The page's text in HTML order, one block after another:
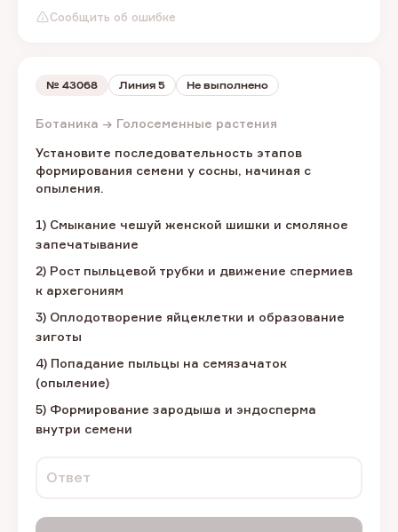
Сообщить об ошибке
№ 43068 Линия 5 Не выполнено
Ботаника → Голосеменные растения
Установите последовательность этапов
формирования семени у сосны, начиная с
опыления.
1) Смыкание чешуй женской шишки и смоляное
запечатывание
2) Рост пыльцевой трубки и движение спермиев
к архегониям
3) Оплодотворение яйцеклетки и образование
зиготы
4) Попадание пыльцы на семязачаток
(опыление)
5) Формирование зародыша и эндосперма
внутри семени
Ответ